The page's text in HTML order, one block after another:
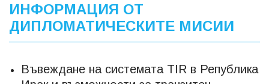
ИНФОРМАЦИЯ ОТ
ДИПЛОМАТИЧЕСКИТЕ МИСИИ
Въвеждане на системата TIR в Република